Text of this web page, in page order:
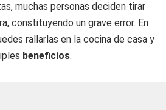
muchas personas deciden tirar
constituyendo un grave error. En
rallarlas en la cocina de casa y
beneficios.